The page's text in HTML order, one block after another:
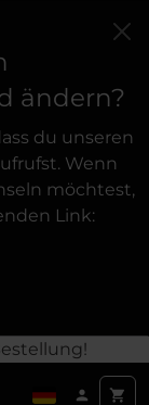
ändern?
du unseren
Wenn
möchtest,
Link: